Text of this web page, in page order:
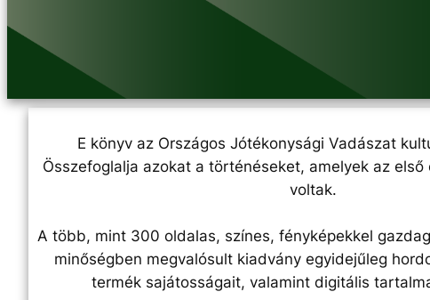
E könyv az Országos Jótékonysági Vadászat
Összefoglalja azokat a történéseket, amelyek az
voltak.
A több, mint 300 oldalas, színes, fényképekkel
minőségben megvalósult kiadvány egyidejűleg
termék sajátosságait, valamint digitális